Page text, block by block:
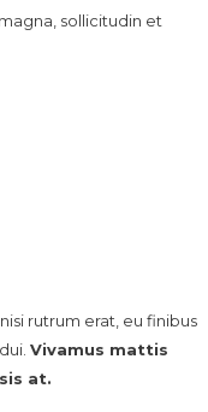
sollicitudin et
rutrum erat, eu finibus
Vivamus mattis
at.